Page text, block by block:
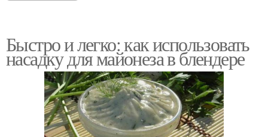
Быстро и легко: как использовать
насадку для майонеза в блендере